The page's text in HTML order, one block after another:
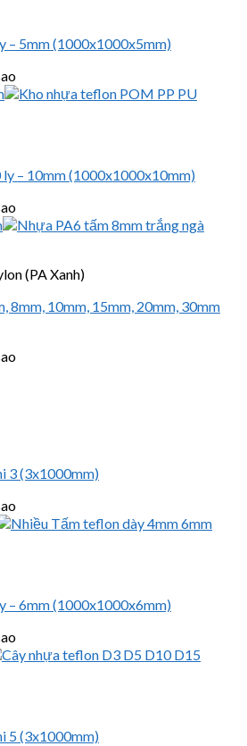
– 5mm (1000x1000x5mm)
– 10mm (1000x1000x10mm)
(PA Xanh)
8mm, 10mm, 15mm, 20mm, 30mm
3 (3x1000mm)
– 6mm (1000x1000x6mm)
5 (3x1000mm)